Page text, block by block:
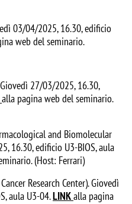
03/04/2025, 16.30, edificio
web del seminario.
27/03/2025, 16.30,
alla pagina web del seminario.
and Biomolecular
16.30, edificio U3-BIOS, aula
(Host: Ferrari)
Research Center). Giovedì
aula U3-04.LINKalla pagina